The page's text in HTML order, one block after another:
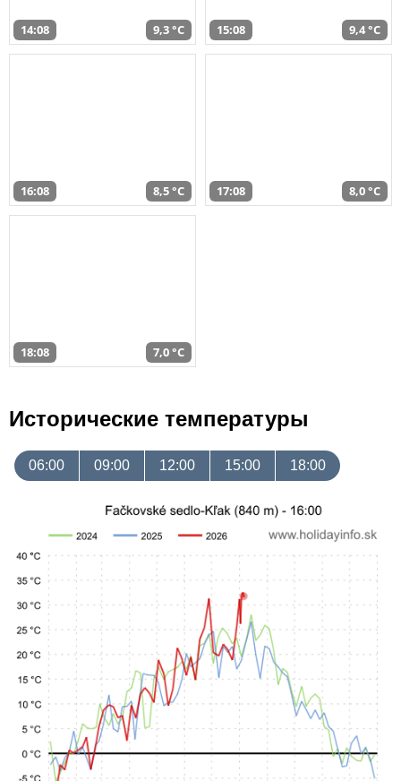
14:08 9,3 °C 15:08 9,4 °C
16:08 8,5 °C 17:08 8,0 °C
18:08 7,0 °C
Исторические температуры
06:00 09:00 12:00 15:00 18:00